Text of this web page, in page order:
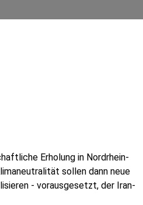
Erholung in Nordrhein-
sollen dann neue
- vorausgesetzt, der Iran-